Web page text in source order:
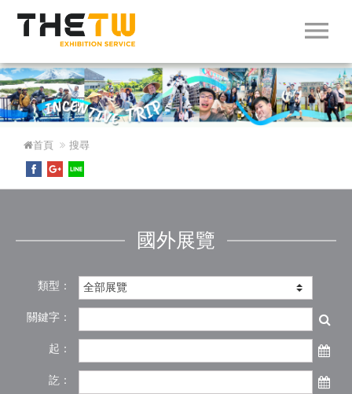
menu
首頁 搜尋
國外展覽
類型：
關鍵字：
起：
訖：